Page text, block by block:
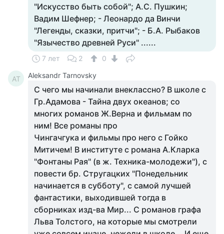
"Искусство быть собой"; А.С. Пушкин;
Вадим Шефнер; - Леонардо да Винчи
"Легенды, сказки, притчи"; - Б.А. Рыбаков
"Язычество древней Руси" ......
7 лет 2 0
AT Aleksandr Tarnovsky
С чего мы начинали внеклассно? В школе с
Гр.Адамова - Тайна двух океанов; со
многих романов Ж.Верна и фильмам по
ним! Все романы про
Чингачгука и фильмы про него с Гойко
Митичем! В институте с романа А.Кларка
"Фонтаны Рая" (в ж. Техника-молодежи"), с
повести бр. Стругацких "Понедельник
начинается в субботу", с самой лучшей
фантастики, выходившей тогда в
сборниках изд-ва Мир... С романов графа
Льва Толстого, на которые мы смотрели